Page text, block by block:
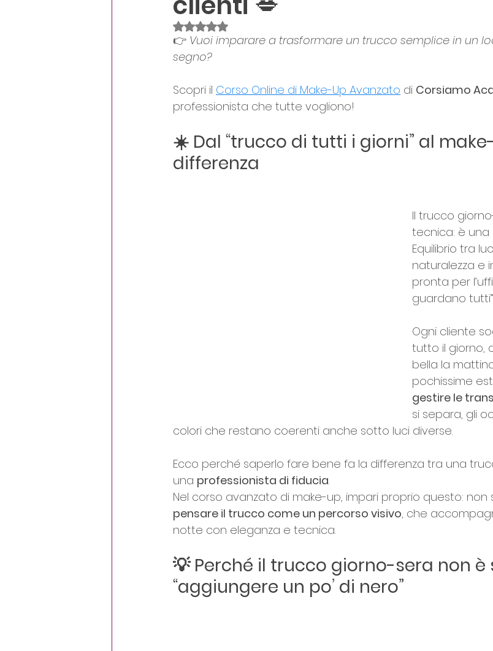
Crescita personaleValutazione NaN stelle su 5.
👉 Vuoi imparare a trasformare un trucco semplice in un
segno?
Scopri il Corso Online di Make-Up Avanzato di Corsiamo
professionista che tutte vogliono!
☀️ Dal “trucco di tutti i giorni” al
differenza
Il trucco
tecnica: è una
Equilibrio tra
naturalezza e
pronta per
guardano tutti”.
Ogni cliente
tutto il giorno,
bella la
pochissime
gestire le
si separa, gli
colori che restano coerenti anche sotto luci diverse.
Ecco perché saperlo fare bene fa la differenza tra una
una professionista di fiducia.
Nel corso avanzato di make-up, impari proprio questo: non
pensare il trucco come un percorso visivo, che
notte con eleganza e tecnica.
💡 Perché il trucco giorno-sera non è
“aggiungere un po’ di nero”